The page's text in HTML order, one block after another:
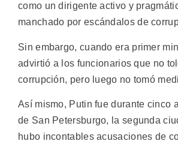
como un dirigente activo y
manchado por escándalos de
Sin embargo, cuando era primer
advirtió a los funcionarios que no
corrupción, pero luego no tomó
Así mismo, Putin fue durante cinco
de San Petersburgo, la segunda
hubo incontables acusaciones de